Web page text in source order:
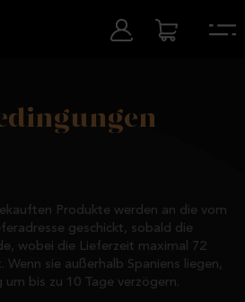
Produkte werden an die vom
geschickt, sobald die
wobei die Lieferzeit maximal 72
sie außerhalb Spaniens liegen,
um bis zu 10 Tage verzögern.